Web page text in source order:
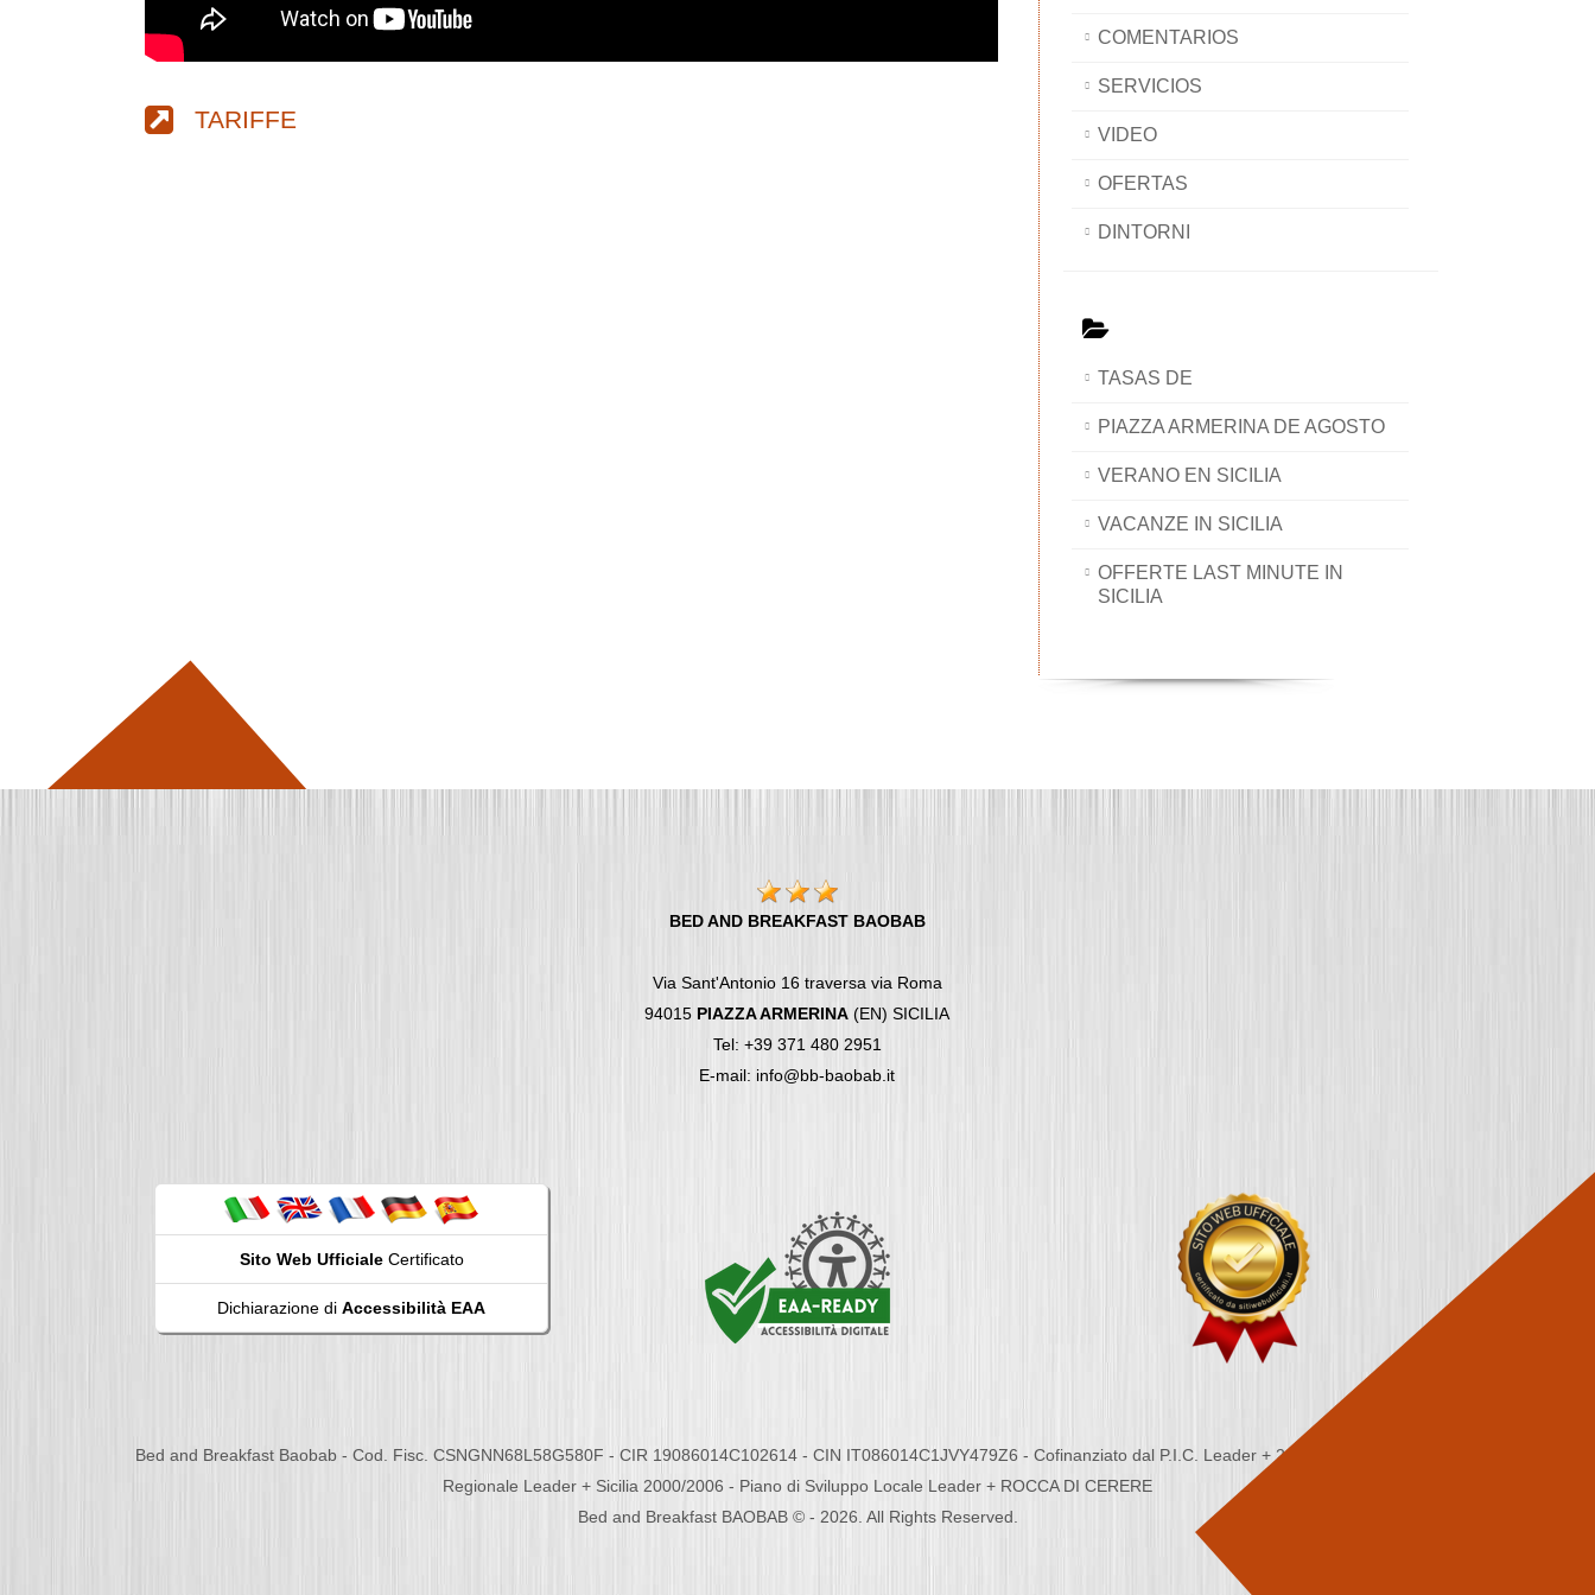
TARIFFE
COMENTARIOS
SERVICIOS
VIDEO
OFERTAS
DINTORNI
TASAS DE
PIAZZA ARMERINA DE AGOSTO
VERANO EN SICILIA
VACANZE IN SICILIA
OFFERTE LAST MINUTE IN
SICILIA
BED AND BREAKFAST BAOBAB
Via Sant'Antonio 16 traversa via Roma
94015 PIAZZA ARMERINA (EN) SICILIA
Tel: +39 371 480 2951
E-mail: info@bb-baobab.it
Sito Web UfficialeCertificato
Dichiarazione di Accessibilità EAA
Bed and Breakfast Baobab - Cod. Fisc. CSNGNN68L58G580F - CIR 19086014C102614 - CIN IT086014C1JVY479Z6 - Cofinanziato dal P.I.C. Leader + 2000/2006 - Programma
Regionale Leader + Sicilia 2000/2006 - Piano di Sviluppo Locale Leader + ROCCA DI CERERE
Bed and Breakfast BAOBAB © - 2026. All Rights Reserved.